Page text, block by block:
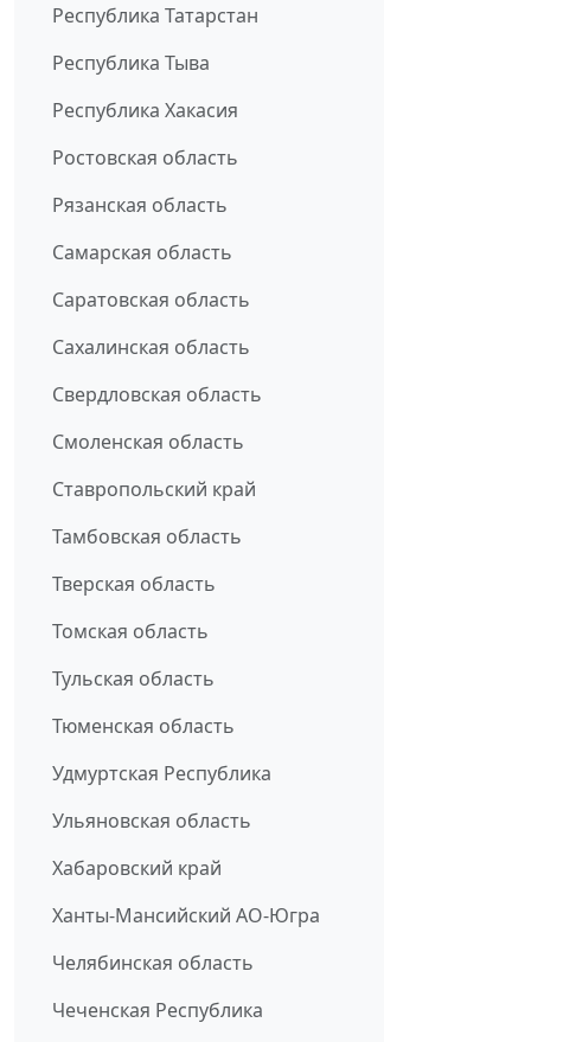
Республика Татарстан
Республика Тыва
Республика Хакасия
Ростовская область
Рязанская область
Самарская область
Саратовская область
Сахалинская область
Свердловская область
Смоленская область
Ставропольский край
Тамбовская область
Тверская область
Томская область
Тульская область
Тюменская область
Удмуртская Республика
Ульяновская область
Хабаровский край
Ханты-Мансийский АО-Югра
Челябинская область
Чеченская Республика